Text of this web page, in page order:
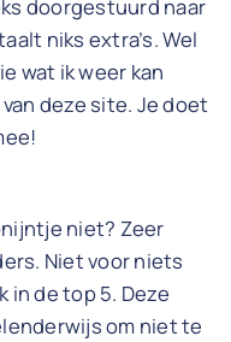
doorgestuurd naar
niks extra’s. Wel
wat ik weer kan
deze site. Je doet
niet? Zeer
Niet voor niets
in de top 5. Deze
om niet te